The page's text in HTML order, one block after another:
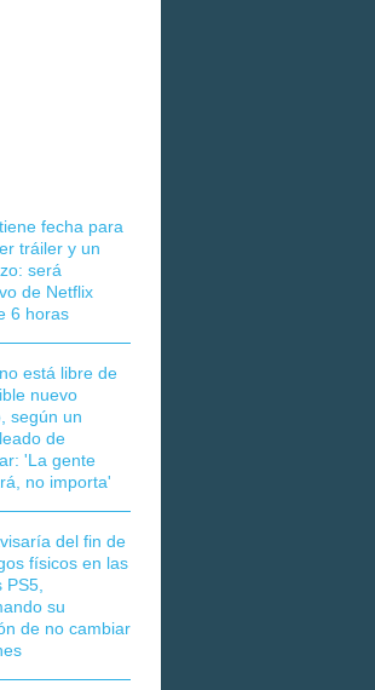
fecha para
tráiler y un
será
de Netflix
6 horas
está libre de
nuevo
según un
de
'La gente
no importa'
del fin de
físicos en las
PS5,
su
de no cambiar